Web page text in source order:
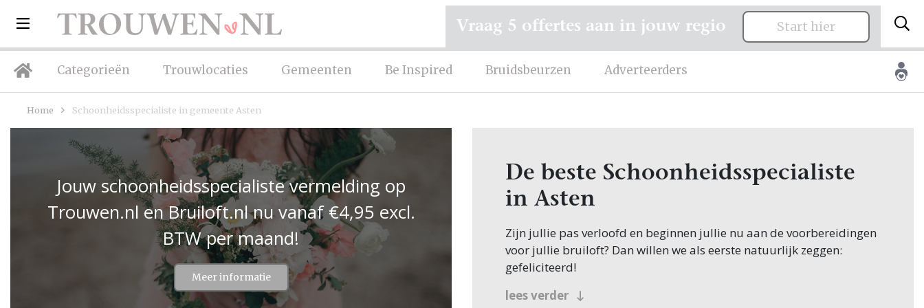
Categorieën Trouwlocaties Gemeenten Be Inspired Bruidsbeurzen Adverteerders
Vraag 5 offertes aan in jouw regio Start hier
Home Schoonheidsspecialiste in gemeente Asten
Jouw schoonheidsspecialiste vermelding op
Trouwen.nl en Bruiloft.nl nu vanaf €4,95 excl.
BTW per maand!
Meer informatie
De beste Schoonheidsspecialiste
in Asten
Zijn jullie pas verloofd en beginnen jullie nu aan de voorbereidingen
voor jullie bruiloft? Dan willen we als eerste natuurlijk zeggen:
gefeliciteerd!
Veel bruidsparen beginnen hun zoektocht naar
lees verder